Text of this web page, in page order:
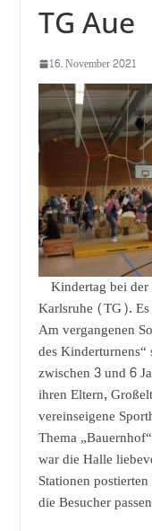
TG Aue
16. November 2021
Kindertag bei
Karlsruhe (TG).
Am vergangenen
des
zwischen 3 und 6
ihren Eltern,
vereinseigene
Thema
war die Halle
Stationen
die Besucher